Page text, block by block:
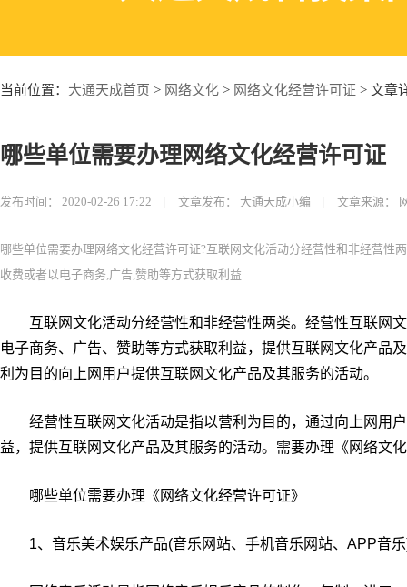
当前位置： 大通天成首页 > 网络文化 > 网络文化经营许可证 > 文章
哪些单位需要办理网络文化经营许可证
发布时间： 2020-02-26 17:22 文章发布： 大通天成小编 文章来源：
哪些单位需要办理网络文化经营许可证?互联网文化活动分经营性和非经营性
收费或者以电子商务,广告,赞助等方式获取利益...
互联网文化活动分经营性和非经营性两类。经营性互联网
电子商务、广告、赞助等方式获取利益，提供互联网文化产品
利为目的向上网用户提供互联网文化产品及其服务的活动。
经营性互联网文化活动是指以营利为目的，通过向上网用
益，提供互联网文化产品及其服务的活动。需要办理《网络文
哪些单位需要办理《网络文化经营许可证》
1、音乐美术娱乐产品(音乐网站、手机音乐网站、APP音